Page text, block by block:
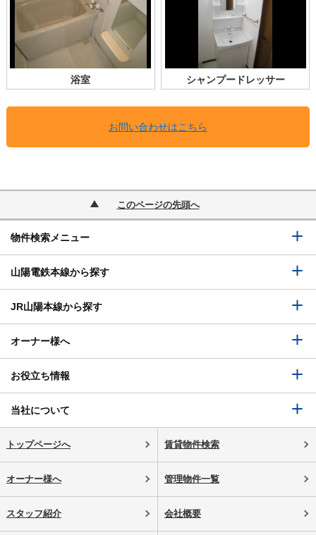
浴室 シャンプードレッサー
お問い合わせはこちら
このページの先頭へ
物件検索メニュー
山陽電鉄本線から探す
JR山陽本線から探す
オーナー様へ
お役立ち情報
当社について
トップページへ 賃貸物件検索
オーナー様へ 管理物件一覧
スタッフ紹介 会社概要